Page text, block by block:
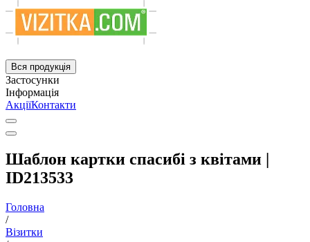
Вся продукція
Застосунки
Інформація
АкціїКонтакти
Шаблон картки спасибі з квітами |
ID213533
Головна
/
Візитки